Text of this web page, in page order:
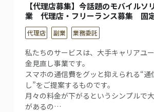
【代理店募集】今話題のモバイルソ
業 代理店・フリーランス募集 固
代理店 副業 業務委託
私たちのサービスは、大手キャリアユ
金見直し事業です。
スマホの通信費をグッと抑えられる“
し”をご提案するものです。
月々の料金が下がるというシンプルで
があるの…